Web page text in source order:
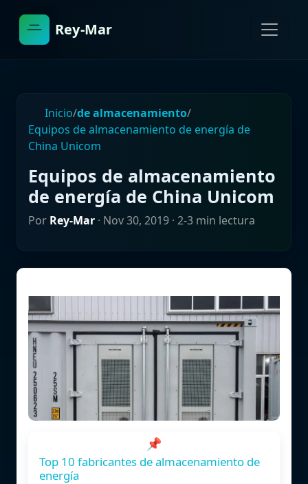
Rey-Mar
Inicio/de almacenamiento/
Equipos de almacenamiento de energía de
China Unicom
Equipos de almacenamiento
de energía de China Unicom
Por Rey-Mar · Nov 30, 2019 · 2-3 min lectura
📌
Top 10 fabricantes de almacenamiento de
energía